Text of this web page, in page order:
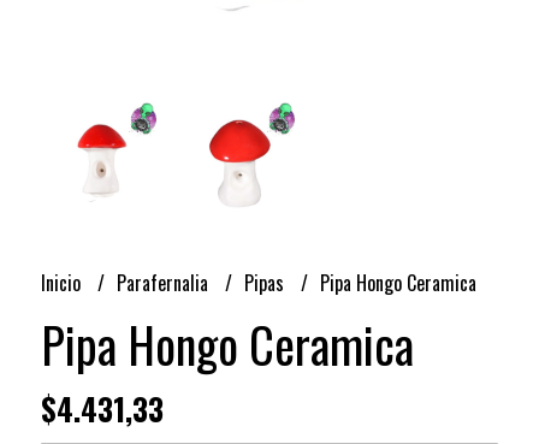
Inicio Parafernalia Pipas Pipa Hongo Ceramica
Pipa Hongo Ceramica
$4.431,33